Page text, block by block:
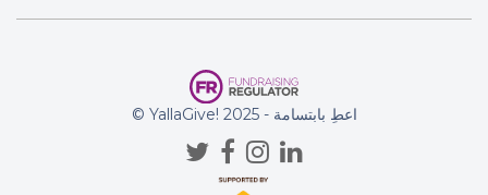
© YallaGive! اعطِ بابتسامة - 2025